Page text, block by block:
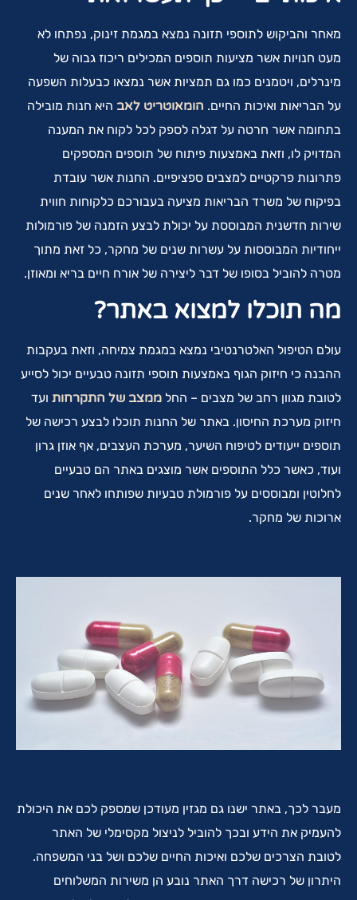
מאחר והביקוש לתוספי תזונה נמצא במגמת זינוק, נפתחו לא
מעט חנויות אשר מציעות תוספים המכילים ריכוז גבוה של
מינרלים, ויטמנים כמו גם תמציות אשר נמצאו כבעלות השפעה
על הבריאות ואיכות החיים. הומאוטריט לאב היא חנות מובילה
בתחומה אשר חרטה על דגלה לספק לכל לקוח את המענה
המדויק לו, וזאת באמצעות פיתוח של תוספים המספקים
פתרונות פרקטיים למצבים ספציפיים. החנות אשר עובדת
בפיקוח של משרד הבריאות מציעה בעבורכם כלקוחות חווית
שירות חדשנית המבוססת על יכולת לבצע הזמנה של פורמולות
ייחודיות המבוססות על עשרות שנים של מחקר, כל זאת מתוך
מטרה להוביל בסופו של דבר ליצירה של אורח חיים בריא ומאוזן.
מה תוכלו למצוא באתר?
עולם הטיפול האלטרנטיבי נמצא במגמת צמיחה, וזאת בעקבות
ההבנה כי חיזוק הגוף באמצעות תוספי תזונה טבעיים יכול לסייע
לטובת מגוון רחב של מצבים – החל ממצב של התקרחות ועד
חיזוק מערכת החיסון. באתר של החנות תוכלו לבצע רכישה של
תוספים ייעודים לטיפוח השיער, מערכת העצבים, אף אוזן גרון
ועוד, כאשר כלל התוספים אשר מוצגים באתר הם טבעיים
לחלוטין ומבוססים על פורמולת טבעיות שפותחו לאחר שנים
ארוכות של מחקר.
מעבר לכך, באתר ישנו גם מגזין מעודכן שמספק לכם את היכולת
להעמיק את הידע ובכך להוביל לניצול מקסימלי של האתר
לטובת הצרכים שלכם ואיכות החיים שלכם ושל בני המשפחה.
היתרון של רכישה דרך האתר נובע הן משירות המשלוחים